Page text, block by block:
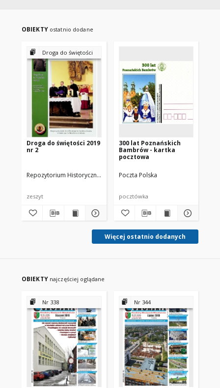
OBIEKTY ostatnio dodane
Droga do świętości
Droga do świętości 2019
nr 2
Repozytorium Historyczne Miasta Luboń Wydawnictwo Kontekst
zeszyt
300 lat Poznańskich
Bambrów - kartka
pocztowa
Poczta Polska
pocztówka
Więcej ostatnio dodanych
OBIEKTY najczęściej oglądane
Nr 338 Nr 344